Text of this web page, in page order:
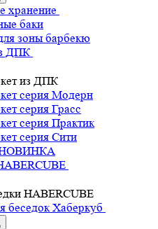
хранение
баки
зоны барбекю
ДПК
из ДПК
серия Mодерн
серия Грасс
серия Практик
серия Сити
НОВИНКА
HABERCUBE
беседок Хаберкуб